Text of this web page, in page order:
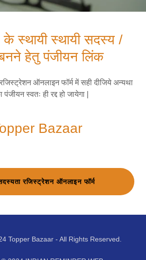
के स्थायी स्थायी सदस्य /
हेतु पंजीयन लिंक
ऑनलाइन फॉर्म में सही दीजिये अन्यथा
स्वतः ही रद्द हो जायेगा |
Bazaar
रजिस्ट्रेशन ऑनलाइन फॉर्म
Topper Bazaar - All Rights Reserved.